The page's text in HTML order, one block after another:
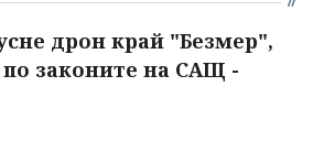
дрон край "Безмер",
законите на САЩ -